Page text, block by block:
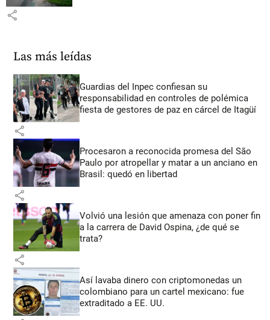
share
Las más leídas
Guardias del Inpec confiesan su
responsabilidad en controles de polémica
fiesta de gestores de paz en cárcel de Itagüí
share
Procesaron a reconocida promesa del São
Paulo por atropellar y matar a un anciano en
Brasil: quedó en libertad
share
Volvió una lesión que amenaza con poner fin
a la carrera de David Ospina, ¿de qué se
trata?
share
Así lavaba dinero con criptomonedas un
colombiano para un cartel mexicano: fue
extraditado a EE. UU.